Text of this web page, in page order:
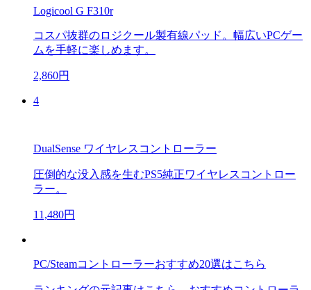
Logicool G F310r
コスパ抜群のロジクール製有線パッド。幅広いPCゲー
ムを手軽に楽しめます。
2,860円
4
DualSense ワイヤレスコントローラー
圧倒的な没入感を生むPS5純正ワイヤレスコントロー
ラー。
11,480円
PC/Steamコントローラーおすすめ20選はこちら